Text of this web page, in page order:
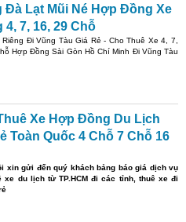
Đà Lạt Mũi Né Hợp Đồng Xe
4, 7, 16, 29 Chỗ
Riêng Đi Vũng Tàu Giá Rẻ - Cho Thuê Xe 4, 7,
Hợp Đồng Sài Gòn Hồ Chí Minh Đi Vũng Tàu
Xe Hợp Đồng Du Lịch
Toàn Quốc 4 Chỗ 7 Chỗ 16
xin gửi đến quý khách bảng báo giá dịch vụ
xe du lịch từ TP.HCM đi các tỉnh, thuê xe đi